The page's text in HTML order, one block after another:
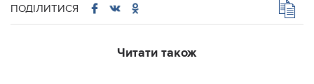
ПОДІЛИТИСЯ
Читати також